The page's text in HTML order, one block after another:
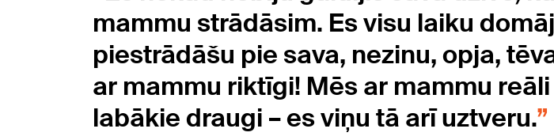
mammu strādāsim. Es visu laiku
piestrādāšu pie sava, nezinu, opja,
ar mammu riktīgi! Mēs ar mammu
labākie draugi – es viņu tā arī uztveru.